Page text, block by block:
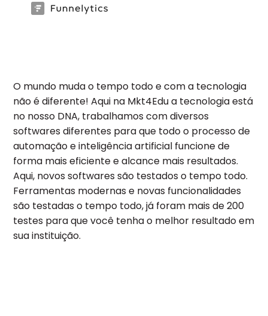
O mundo muda o tempo todo e com a tecnologia
não é diferente! Aqui na Mkt4Edu a tecnologia está
no nosso DNA, trabalhamos com diversos
softwares diferentes para que todo o processo de
automação e inteligência artificial funcione de
forma mais eficiente e alcance mais resultados.
Aqui, novos softwares são testados o tempo todo.
Ferramentas modernas e novas funcionalidades
são testadas o tempo todo, já foram mais de 200
testes para que você tenha o melhor resultado em
sua instituição.